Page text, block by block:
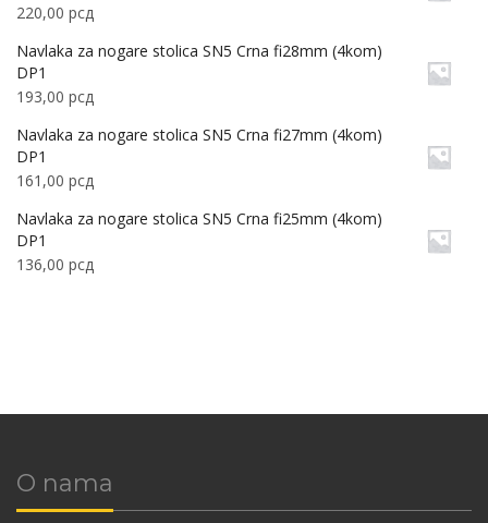
220,00 рсд
Navlaka za nogare stolica SN5 Crna fi28mm (4kom)
DP1
193,00 рсд
Navlaka za nogare stolica SN5 Crna fi27mm (4kom)
DP1
161,00 рсд
Navlaka za nogare stolica SN5 Crna fi25mm (4kom)
DP1
136,00 рсд
O nama